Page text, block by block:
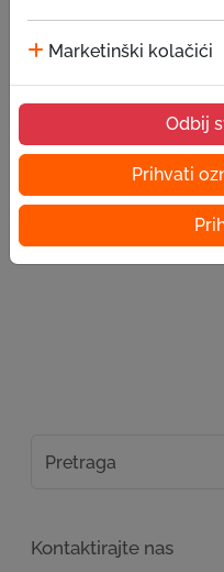
Marketinški kolačići
Odbij
Prihvati
Kontaktirajte nas